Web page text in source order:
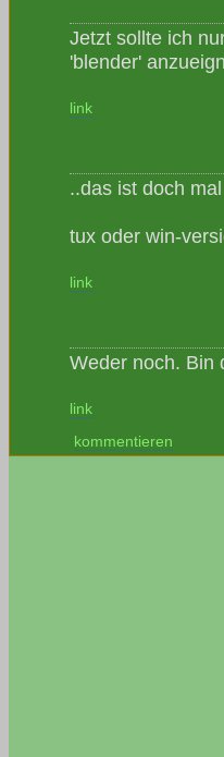
Jetzt sollte ich
'blender'
link
..das ist doch
tux oder win-
link
Weder noch. Bin
link
kommentieren